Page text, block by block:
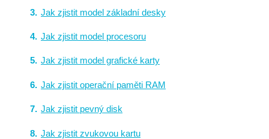
Jak zjistit model základní desky
Jak zjistit model procesoru
Jak zjistit model grafické karty
Jak zjistit operační paměti RAM
Jak zjistit pevný disk
Jak zjistit zvukovou kartu